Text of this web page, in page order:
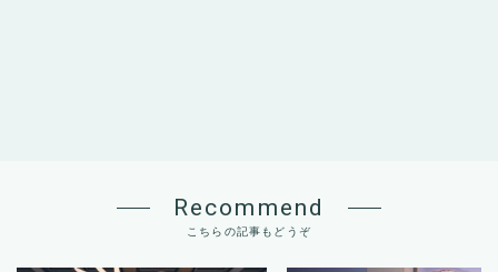
Recommend
こちらの記事もどうぞ